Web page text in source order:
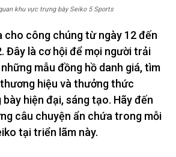
khu vực trưng bày Seiko 5 Sports
cho công chúng từ ngày 12 đến
Đây là cơ hội để mọi người trải
mẫu đồng hồ danh giá, tìm
hiệu và thưởng thức
hiện đại, sáng tạo. Hãy đến
câu chuyện ẩn chứa trong mỗi
tại triển lãm này.